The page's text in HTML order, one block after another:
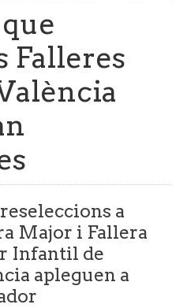
Falleres
a
Major i Fallera
Infantil de
apleguen a